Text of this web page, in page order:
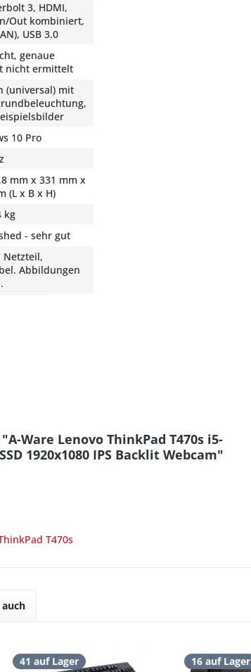
3, HDMI,
Out kombiniert,
USB 3.0
genaue
nicht ermittelt
(universal) mit
10 Pro
mm x 331 mm x
(L x B x H)
kg
- sehr gut
Netzteil,
Abbildungen
Ware Lenovo ThinkPad T470s i5-
1920x1080 IPS Backlit Webcam"
T470s
41 auf Lager
16 auf Lager